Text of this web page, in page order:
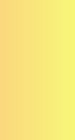
thiên”. Quan
tư tưởng thiên –
con người là
đoán mối quan
sống của con
nhiều bệnh án,
Nguyên Cát
hiểu biết rất
khi xem
chẩn mạch
chiếu rồi mới